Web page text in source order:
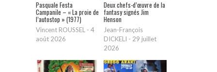
Pasquale Festa
Campanile – « La proie de
l’autostop » (1977)
Vincent ROUSSEL - 4
août 2026
Deux chefs-d’œuvre de la
fantasy signés Jim
Henson
Jean-François
DICKELI - 29 juillet
2026